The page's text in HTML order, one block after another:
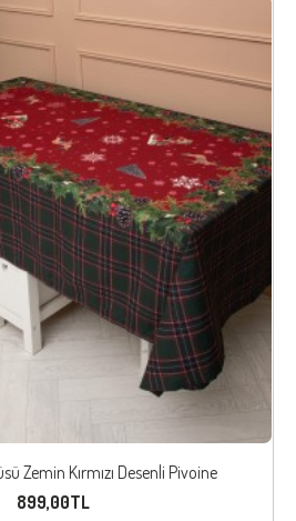
Zemin Kırmızı Desenli Pivoine
899,00TL